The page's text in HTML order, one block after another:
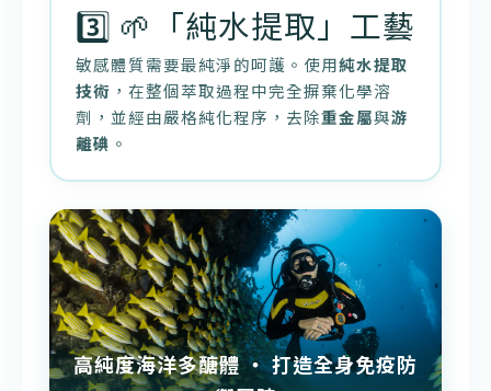
3️⃣ 🌱「純水提取」工藝
敏感體質需要最純淨的呵護。使用純水提取
技術 ，在整個萃取過程中完全摒棄化學溶
劑，並經由嚴格純化程序，去除重金屬與游
離碘 。
高純度海洋多醣體 ‧ 打造全身免疫防